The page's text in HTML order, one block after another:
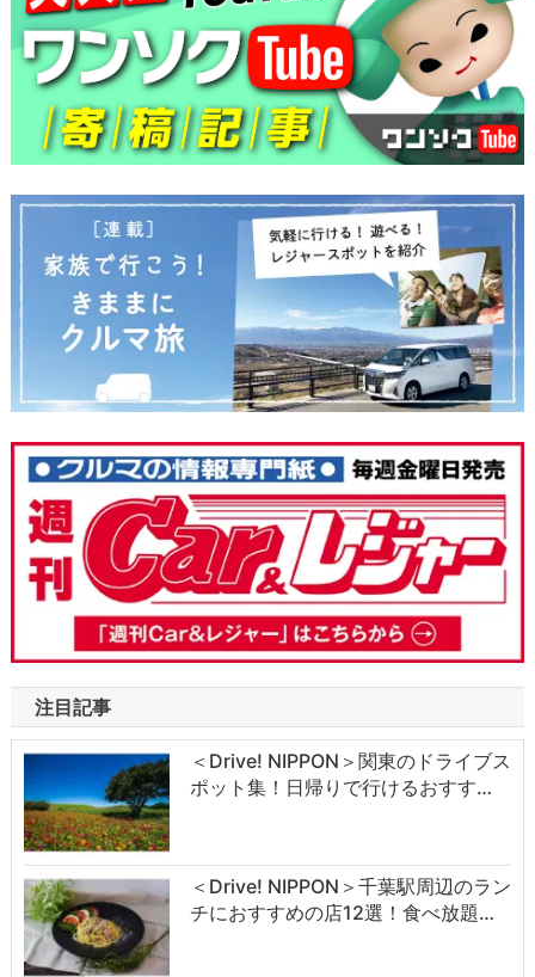
注目記事
＜Drive! NIPPON＞関東のドライブス
ポット集！日帰りで行けるおすす…
＜Drive! NIPPON＞千葉駅周辺のラン
チにおすすめの店12選！食べ放題…